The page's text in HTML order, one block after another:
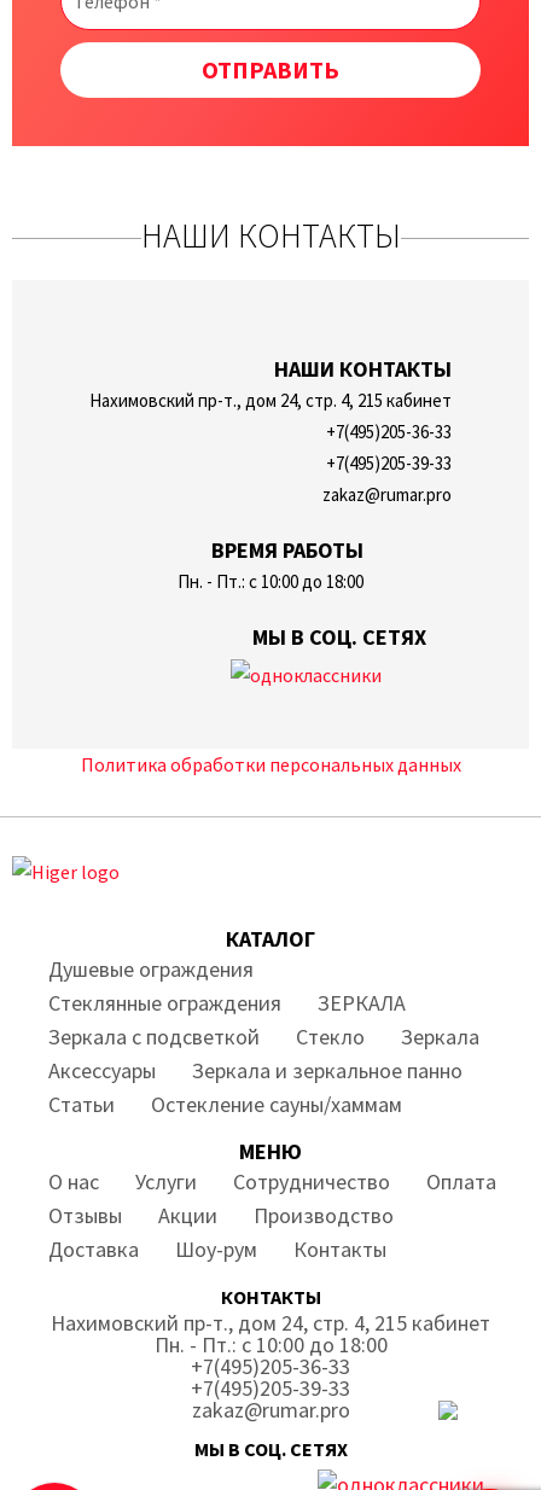
ОТПРАВИТЬ
НАШИ КОНТАКТЫ
НАШИ КОНТАКТЫ
Нахимовский пр-т., дом 24, стр. 4, 215 кабинет
+7(495)205-36-33
+7(495)205-39-33
zakaz@rumar.pro
ВРЕМЯ РАБОТЫ
Пн. - Пт.: с 10:00 до 18:00
МЫ В СОЦ. СЕТЯХ
Политика обработки персональных данных
КАТАЛОГ
Душевые ограждения
Стеклянные ограждения
ЗЕРКАЛА
Зеркала с подсветкой
Стекло
Зеркала
Аксессуары
Зеркала и зеркальное панно
Статьи
Остекление сауны/хаммам
МЕНЮ
О нас
Услуги Сотрудничество
Оплата
Отзывы
Акции
Производство
Доставка
Шоу-рум Контакты
КОНТАКТЫ
Нахимовский пр-т., дом 24, стр. 4, 215 кабинет
Пн. - Пт.: с 10:00 до 18:00
+7(495)205-36-33
+7(495)205-39-33
zakaz@rumar.pro
МЫ В СОЦ. СЕТЯХ